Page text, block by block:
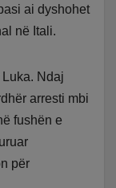
ai dyshohet
në Itali.
Luka. Ndaj
arresti mbi
fushën e
për